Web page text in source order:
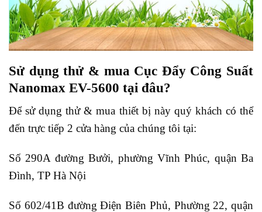
Sử dụng thử & mua Cục Đẩy Công Suất
Nanomax EV-5600 tại đâu?
Để sử dụng thử & mua thiết bị này quý khách có thể
đến trực tiếp 2 cửa hàng của chúng tôi tại:
Số 290A đường Bưởi, phường Vĩnh Phúc, quận Ba
Đình, TP Hà Nội
Số 602/41B đường Điện Biên Phủ, Phường 22, quận